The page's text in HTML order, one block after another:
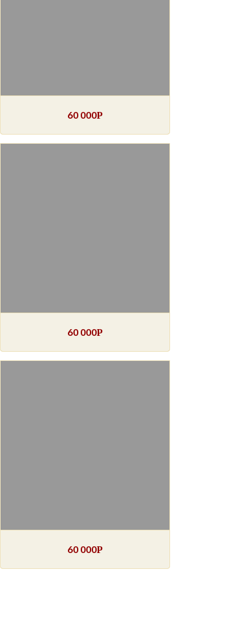
60 000Р
60 000Р
60 000Р